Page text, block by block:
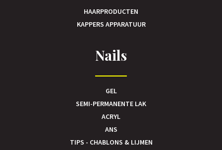
HAARPRODUCTEN
KAPPERS APPARATUUR
Nails
GEL
SEMI-PERMANENTE LAK
ACRYL
ANS
TIPS - CHABLONS & LIJMEN